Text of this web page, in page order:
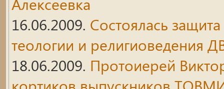
16.06.2009. Состоялась
теологии и религиоведения
18.06.2009. Протоиерей